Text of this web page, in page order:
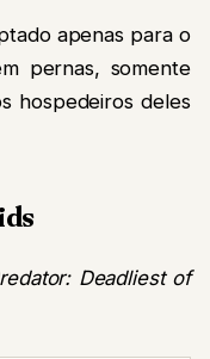
apenas para o
pernas, somente
hospedeiros deles
Deadliest of